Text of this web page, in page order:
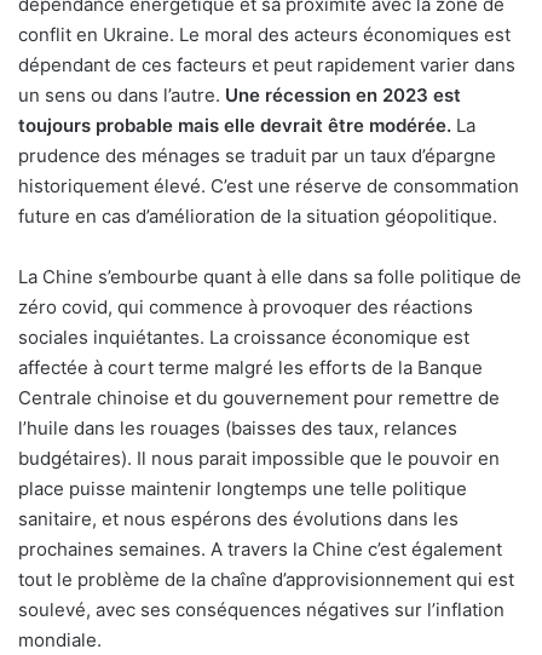
conflit en Ukraine. Le moral des acteurs économiques est
dépendant de ces facteurs et peut rapidement varier dans
un sens ou dans l’autre. Une récession en 2023 est
toujours probable mais elle devrait être modérée. La
prudence des ménages se traduit par un taux d’épargne
historiquement élevé. C’est une réserve de consommation
future en cas d’amélioration de la situation géopolitique.
La Chine s’embourbe quant à elle dans sa folle politique de
zéro covid, qui commence à provoquer des réactions
sociales inquiétantes. La croissance économique est
affectée à court terme malgré les efforts de la Banque
Centrale chinoise et du gouvernement pour remettre de
l’huile dans les rouages (baisses des taux, relances
budgétaires). Il nous parait impossible que le pouvoir en
place puisse maintenir longtemps une telle politique
sanitaire, et nous espérons des évolutions dans les
prochaines semaines. A travers la Chine c’est également
tout le problème de la chaîne d’approvisionnement qui est
soulevé, avec ses conséquences négatives sur l’inflation
mondiale.